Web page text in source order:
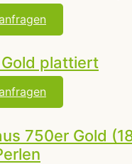
plattiert
750er Gold